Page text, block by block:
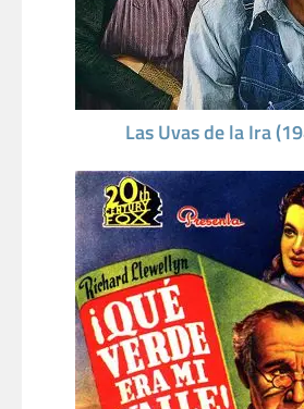
Las Uvas de la Ira